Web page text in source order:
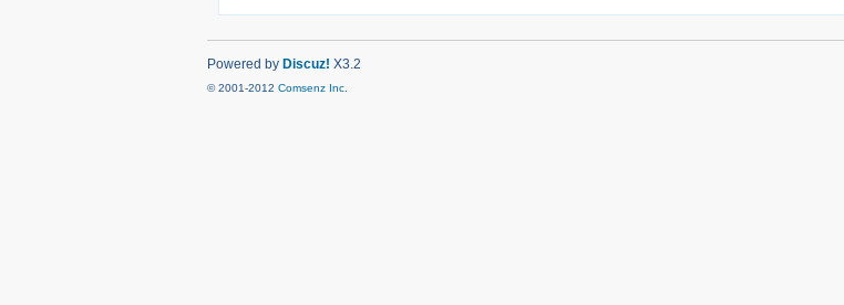
Powered by Discuz! X3.2
© 2001-2012 Comsenz Inc.